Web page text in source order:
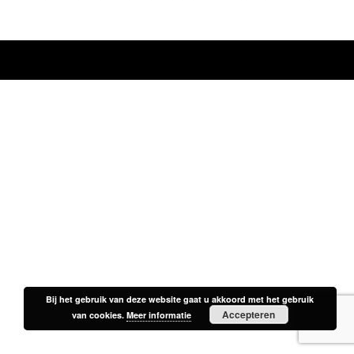
Bij het gebruik van deze website gaat u akkoord met het gebruik
van cookies. Meer informatie Accepteren
Bij het gebruik van deze website gaat u akkoord met het gebruik
van cookies. Meer informatie Accepteren